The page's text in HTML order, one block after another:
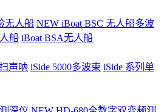
无人船 NEW iBoat BSC 无人船多波
船 iBoat BSA无人船
声呐 iSide 5000多波束 iSide 系列单